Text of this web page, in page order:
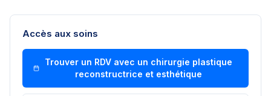
Accès aux soins
Trouver un RDV avec un chirurgie plastique
reconstructrice et esthétique